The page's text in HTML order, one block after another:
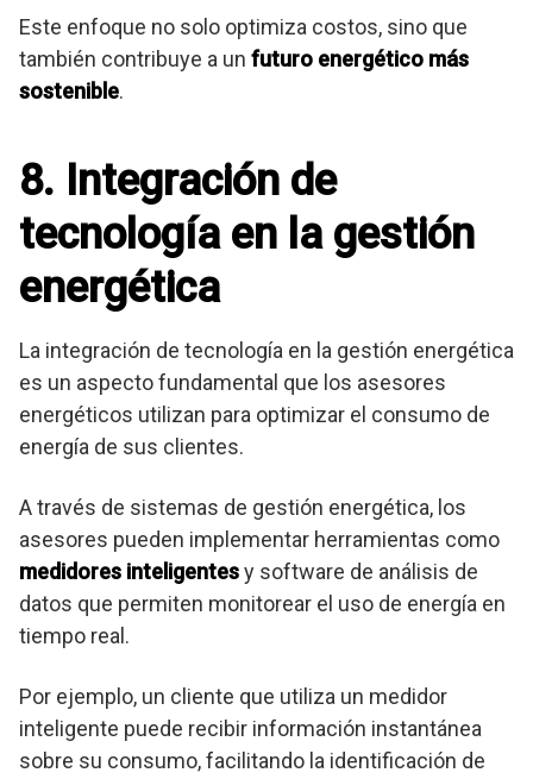
Este enfoque no solo optimiza costos, sino que
también contribuye a un futuro energético más
sostenible.
8. Integración de
tecnología en la gestión
energética
La integración de tecnología en la gestión energética
es un aspecto fundamental que los asesores
energéticos utilizan para optimizar el consumo de
energía de sus clientes.
A través de sistemas de gestión energética, los
asesores pueden implementar herramientas como
medidores inteligentesy software de análisis de
datos que permiten monitorear el uso de energía en
tiempo real.
Por ejemplo, un cliente que utiliza un medidor
inteligente puede recibir información instantánea
sobre su consumo, facilitando la identificación de